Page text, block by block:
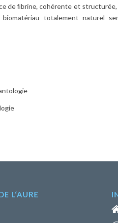
de ﬁbrine, cohérente et
totalement naturel
L‘AURE